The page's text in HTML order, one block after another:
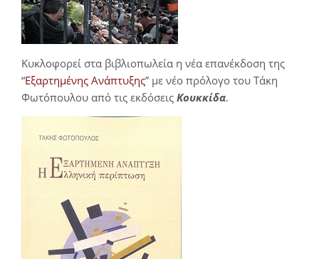
Κυκλοφορεί στα βιβλιοπωλεία η νέα επανέκδοση της
“Εξαρτημένης Ανάπτυξης” με νέο πρόλογο του Τάκη
Φωτόπουλου από τις εκδόσεις Κουκκίδα.